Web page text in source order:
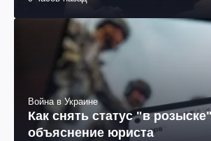
Война в Украине
Как снять статус "в
объяснение юриста